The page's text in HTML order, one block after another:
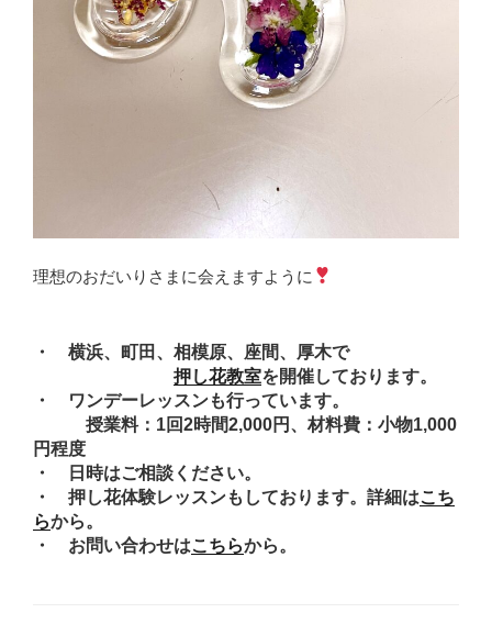
理想のおだいりさまに会えますように
・ 横浜、町田、相模原、座間、厚木で
押し花教室を開催しております。
・ ワンデーレッスンも行っています。
授業料：1回2時間2,000円、材料費：小物1,000
円程度
・ 日時はご相談ください。
・ 押し花体験レッスンもしております。詳細はこち
らから。
・ お問い合わせはこちらから。